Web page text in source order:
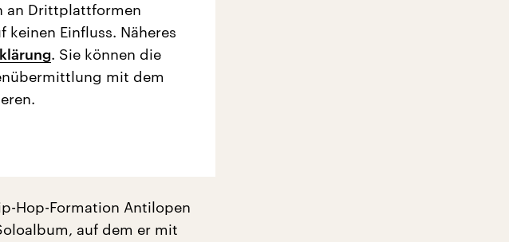
an Drittplattformen
Einfluss. Näheres
. Sie können die
mit dem
Hop-Formation Antilopen
auf dem er mit